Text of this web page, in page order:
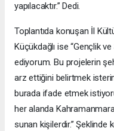
yapılacaktır.” Dedi.
Toplantıda konuşan İl
Küçükdağlı ise “Gençlik
ediyorum. Bu projelerin
arz ettiğini belirtmek
burada ifade etmek
her alanda
sunan kişilerdir.” Şeklinde